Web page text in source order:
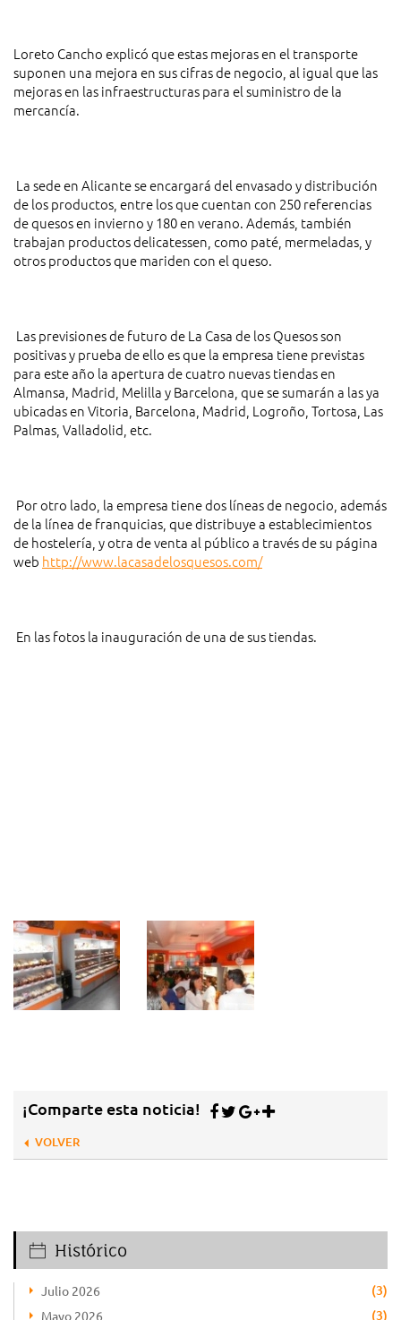
Loreto Cancho explicó que estas mejoras en el transporte
suponen una mejora en sus cifras de negocio, al igual que las
mejoras en las infraestructuras para el suministro de la
mercancía.
La sede en Alicante se encargará del envasado y distribución
de los productos, entre los que cuentan con 250 referencias
de quesos en invierno y 180 en verano. Además, también
trabajan productos delicatessen, como paté, mermeladas, y
otros productos que mariden con el queso.
Las previsiones de futuro de La Casa de los Quesos son
positivas y prueba de ello es que la empresa tiene previstas
para este año la apertura de cuatro nuevas tiendas en
Almansa, Madrid, Melilla y Barcelona, que se sumarán a las ya
ubicadas en Vitoria, Barcelona, Madrid, Logroño, Tortosa, Las
Palmas, Valladolid, etc.
Por otro lado, la empresa tiene dos líneas de negocio, además
de la línea de franquicias, que distribuye a establecimientos
de hostelería, y otra de venta al público a través de su página
web http://www.lacasadelosquesos.com/
En las fotos la inauguración de una de sus tiendas.
¡Comparte esta noticia!
VOLVER
Histórico
Julio 2026 (3)
Mayo 2026 (3)